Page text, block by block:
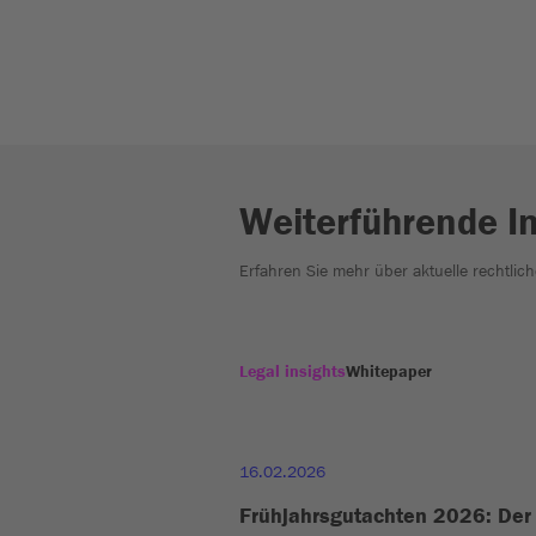
Weiterführende
Erfahren Sie mehr über aktuelle
Legal insightsWhitepaper
16.02.2026
Frühjahrsgutachten 2026: